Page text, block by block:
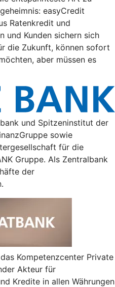
easyCredit
Ratenkredit und
und Kunden sichern sich
die Zukunft, können sofort
aber müssen es
und Spitzeninstitut der
sowie
für die
Gruppe. Als Zentralbank
der
Kompetenzcenter Private
Akteur für
Kredite in allen Währungen